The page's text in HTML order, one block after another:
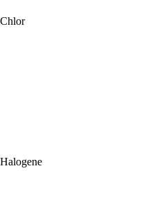
Chlor
Halogene